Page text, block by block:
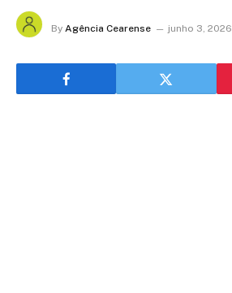
By Agência Cearense junho 3, 2026